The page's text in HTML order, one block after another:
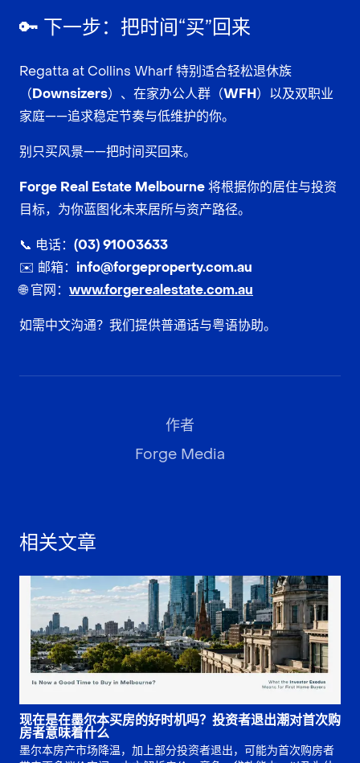
🔑 下一步：把时间“买”回来
Regatta at Collins Wharf 特别适合轻松退休族
（Downsizers） 、 在家办公人群（WFH）以及双职业
家庭——追求稳定节奏与低维护的你。
别只买风景——把时间买回来。
Forge Real Estate Melbourne将根据你的居住与投资
目标，为你蓝图化未来居所与资产路径。
📞 电话： (03) 91003633
✉️ 邮箱： info@forgeproperty.com.au
🌐 官网： www.forgerealestate.com.au
如需中文沟通？我们提供普通话与粤语协助。
作者
Forge Media
相关文章
现在是在墨尔本买房的好时机吗？投资者退出潮对首次购
房者意味着什么
墨尔本房产市场降温，加上部分投资者退出，可能为首次购房者